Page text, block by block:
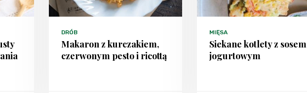
DRÓB
Makaron z kurczakiem,
czerwonym pesto i ricottą
MIĘSA
Siekane kotlety z sosem
jogurtowym